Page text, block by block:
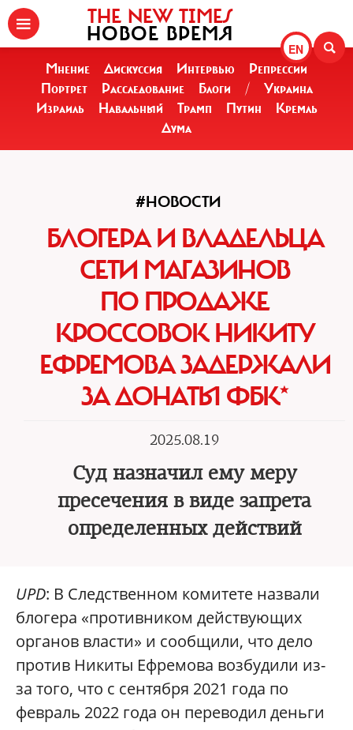
EN
THE NEW TIMES
НОВОЕ ВРЕМЯ
Мнение Дискуссия Интервью
Репрессии
Портрет
Расследование Блоги /
Украина
Израиль
Навальный Трамп Путин
Кремль
Дума
#НОВОСТИ
БЛОГЕРА И ВЛАДЕЛЬЦА
СЕТИ МАГАЗИНОВ
ПО ПРОДАЖЕ
КРОССОВОК НИКИТУ
ЕФРЕМОВА ЗАДЕРЖАЛИ
ЗА ДОНАТЫ ФБК*
2025.08.19
Суд назначил ему меру
пресечения в виде запрета
определенных действий
UPD: В Следственном комитете назвали
блогера «противником действующих
органов власти» и сообщили, что дело
против Никиты Ефремова возбудили из-
за того, что с сентября 2021 года по
февраль 2022 года он переводил деньги